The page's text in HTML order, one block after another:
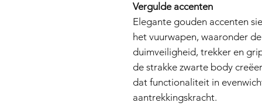
Vergulde accenten
Elegante gouden accenten
het vuurwapen, waaronder
duimveiligheid, trekker en
de strakke zwarte body
dat functionaliteit in
aantrekkingskracht.